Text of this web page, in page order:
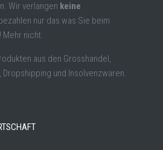
Wir verlangen keine
nur das was Sie beim
nicht.
aus den Grosshandel,
und Insolvenzwaren.